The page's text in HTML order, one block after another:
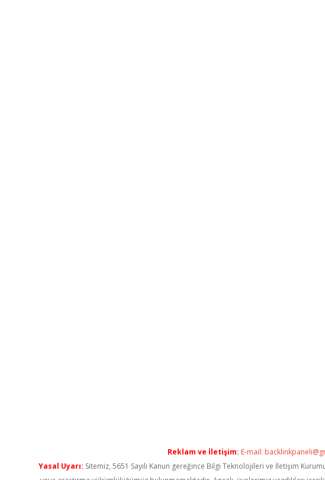
Reklam ve İletişim: E-mail:
Yasal Uyarı: Sitemiz, 5651 Sayılı Kanun gereğince Bilgi Teknolojileri ve İletişim